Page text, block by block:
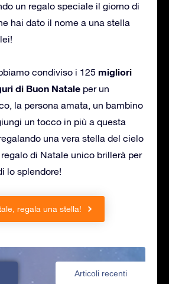
un regalo speciale il giorno di
hai dato il nome a una stella
condiviso i 125 migliori
di Buon Natale per un
la persona amata, un bambino
un tocco in più a questa
una vera stella del cielo
di Natale unico brillerà per
lo splendore!
regala una stella!
Articoli recenti